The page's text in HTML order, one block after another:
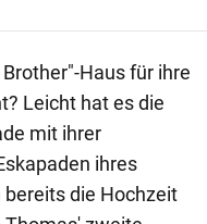
Haus für ihre
Leicht hat es die
mit ihrer
ihres
die Hochzeit